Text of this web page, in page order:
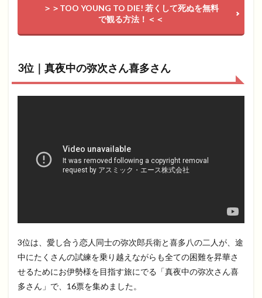
＞＞TOO YOUNG TO DIE! 若くして死ぬを無料
で観る方法！＜＜
3位｜真夜中の弥次さん喜多さん
3位は、愛し合う恋人同士の弥次郎兵衛と喜多八の二人が、途
中にたくさんの試練を乗り越えながらも全ての困難を昇華さ
せるためにお伊勢様を目指す旅にでる「真夜中の弥次さん喜
多さん」で、16票を集めました。